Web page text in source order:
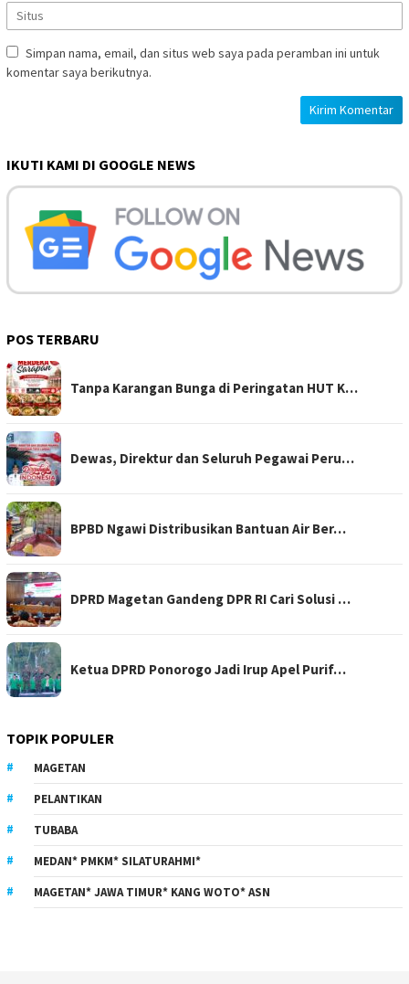
Simpan nama, email, dan situs web saya pada peramban ini untuk
komentar saya berikutnya.
IKUTI KAMI DI GOOGLE NEWS
POS TERBARU
Tanpa Karangan Bunga di Peringatan HUT K…
Dewas, Direktur dan Seluruh Pegawai Peru…
BPBD Ngawi Distribusikan Bantuan Air Ber…
DPRD Magetan Gandeng DPR RI Cari Solusi …
Ketua DPRD Ponorogo Jadi Irup Apel Purif…
TOPIK POPULER
MAGETAN
PELANTIKAN
TUBABA
MEDAN* PMKM* SILATURAHMI*
MAGETAN* JAWA TIMUR* KANG WOTO* ASN